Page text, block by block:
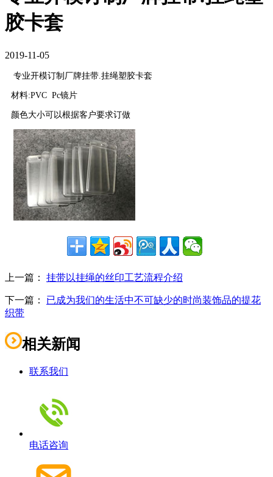
胶卡套
2019-11-05
专业开模订制厂牌挂带 挂绳塑胶卡套
材料:PVC Pc镜片
颜色大小可以根据客户要求订做
上一篇： 挂带以挂绳的丝印工艺流程介绍
下一篇： 已成为我们的生活中不可缺少的时尚装饰品的提花
织带
相关新闻
联系我们
电话咨询